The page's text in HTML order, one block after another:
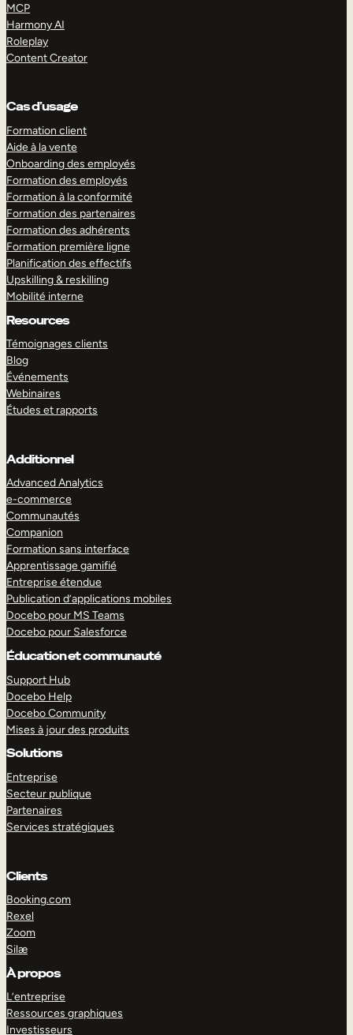
MCP
Harmony AI
Roleplay
Content Creator
Cas d’usage
Formation client
Aide à la vente
Onboarding des employés
Formation des employés
Formation à la conformité
Formation des partenaires
Formation des adhérents
Formation première ligne
Planification des effectifs
Upskilling & reskilling
Mobilité interne
Resources
Témoignages clients
Blog
Événements
Webinaires
Études et rapports
Additionnel
Advanced Analytics
e-commerce
Communautés
Companion
Formation sans interface
Apprentissage gamifié
Entreprise étendue
Publication d’applications mobiles
Docebo pour MS Teams
Docebo pour Salesforce
Éducation et communauté
Support Hub
Docebo Help
Docebo Community
Mises à jour des produits
Solutions
Entreprise
Secteur publique
Partenaires
Services stratégiques
Clients
Booking.com
Rexel
Zoom
Silæ
À propos
L’entreprise
Ressources graphiques
Investisseurs